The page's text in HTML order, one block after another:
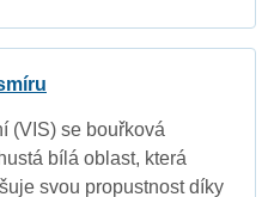
(VIS) se bouřková
bílá oblast, která
svou propustnost díky